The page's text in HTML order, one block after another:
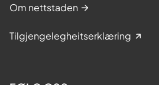
Om nettstaden
Tilgjengelegheitserklæring